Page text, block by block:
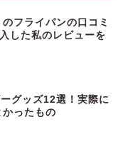
フライパンの口コミ
した私のレビューを
グッズ12選！実際に
ったもの